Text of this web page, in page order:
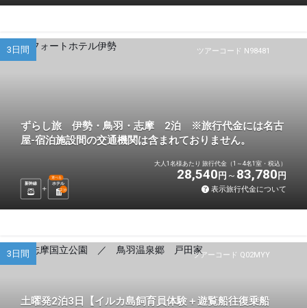
ツアーコード N98481
3日間
ずらし旅 伊勢・鳥羽・志摩 2泊 ※旅行代金には名古
屋-宿泊施設間の交通機関は含まれておりません。
新幹線 ホテル
選べる
2泊
大人1名様あたり 旅行代金（1～4名1室・税込）
28,540 円 83,780 円
表示旅行代金について
ツアーコード Q02MYY
3日間
土曜発2泊3日【イルカ島飼育員体験＋遊覧船往復乗船